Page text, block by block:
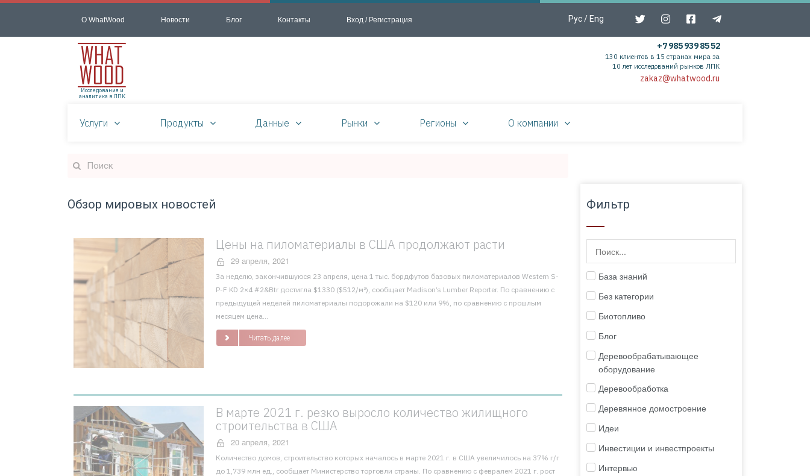
О WhatWood Новости Блог Контакты Вход / Регистрация Рус/ Eng
Исследования и
аналитика в ЛПК
+7 985 939 85 52
130 клиентов в 15 странах мира за
10 лет исследований рынков ЛПК
zakaz@whatwood.ru
Услуги Продукты Данные Рынки Регионы О компании
Обзор мировых новостей
Цены на пиломатериалы в США продолжают расти
29 апреля, 2021
За неделю, закончившуюся 23 апреля, цена 1 тыс. бордфутов базовых пиломатериалов Western S-
P-F KD 2×4 #2&Btr достигла $1330 ($512/м³), сообщает Madison’s Lumber Reporter. По сравнению с
предыдущей неделей пиломатериалы подорожали на $120 или 9%, по сравнению с прошлым
месяцем цена...
Читать далее
В марте 2021 г. резко выросло количество жилищного
строительства в США
20 апреля, 2021
Количество домов, строительство которых началось в марте 2021 г. в США увеличилось на 37% г/г
до 1,739 млн ед., сообщает Министерство торговли страны. По сравнению с февралем 2021 г. рост
Фильтр
База знаний
Без категории
Биотопливо
Блог
Деревообрабатывающее
оборудование
Деревообработка
Деревянное домостроение
Идеи
Инвестиции и инвестпроекты
Интервью